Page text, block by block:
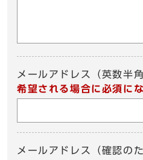
メールアドレス（英数半角
希望される場合に必須に
メールアドレス（確認の